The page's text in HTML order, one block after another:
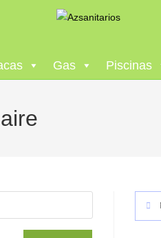
Gas Piscinas